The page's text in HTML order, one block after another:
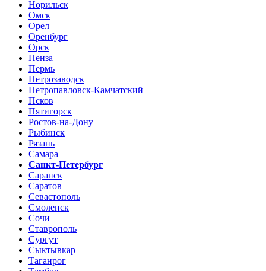
Норильск
Омск
Орел
Оренбург
Орск
Пенза
Пермь
Петрозаводск
Петропавловск-Камчатский
Псков
Пятигорск
Ростов-на-Дону
Рыбинск
Рязань
Самара
Санкт-Петербург
Саранск
Саратов
Севастополь
Смоленск
Сочи
Ставрополь
Сургут
Сыктывкар
Таганрог